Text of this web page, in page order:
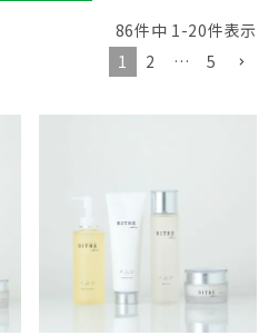
86件中 1-20件表示
1
2 … 5